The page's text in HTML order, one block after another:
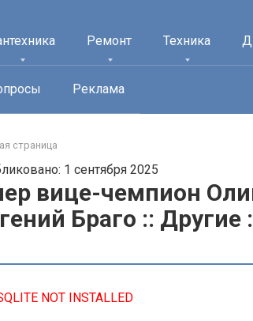
Ремонт Техника
Реклама
страница
1 сентября 2025
вице-чемпион
Браго :: Другие
NOT INSTALLED